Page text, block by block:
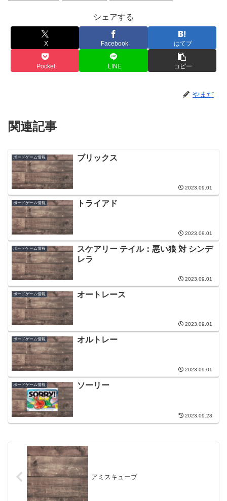
シェアする
X Facebook はてブ
Pocket LINE コピー
やまだ
関連記事
ボードゲーム情報 ブリックス
2023.09.01
ボードゲーム情報 トライアド
2023.09.01
ボードゲーム情報
スケアリー テイル：悪い狼 対 シンデ
レラ
2023.09.01
ボードゲーム情報 オートレース
2023.09.01
ボードゲーム情報 オルトレー
2023.09.01
ボードゲーム情報 ソーリー
2023.09.28
アミスキューブ